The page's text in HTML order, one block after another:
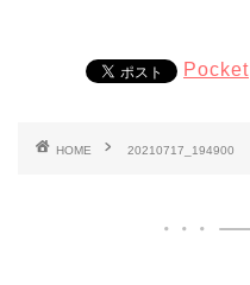
Pocket
HOME 20210717_194900